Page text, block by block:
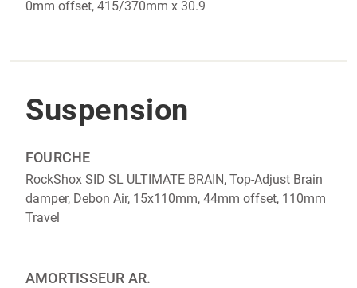
0mm offset, 415/370mm x 30.9
Suspension
FOURCHE
RockShox SID SL ULTIMATE BRAIN, Top-Adjust Brain
damper, Debon Air, 15x110mm, 44mm offset, 110mm
Travel
AMORTISSEUR AR.